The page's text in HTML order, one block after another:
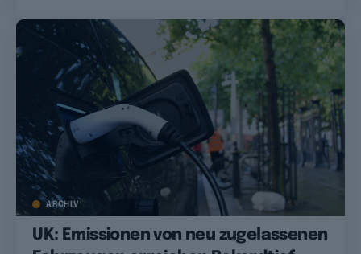
ARCHIV
UK: Emissionen von neu zugelassenen